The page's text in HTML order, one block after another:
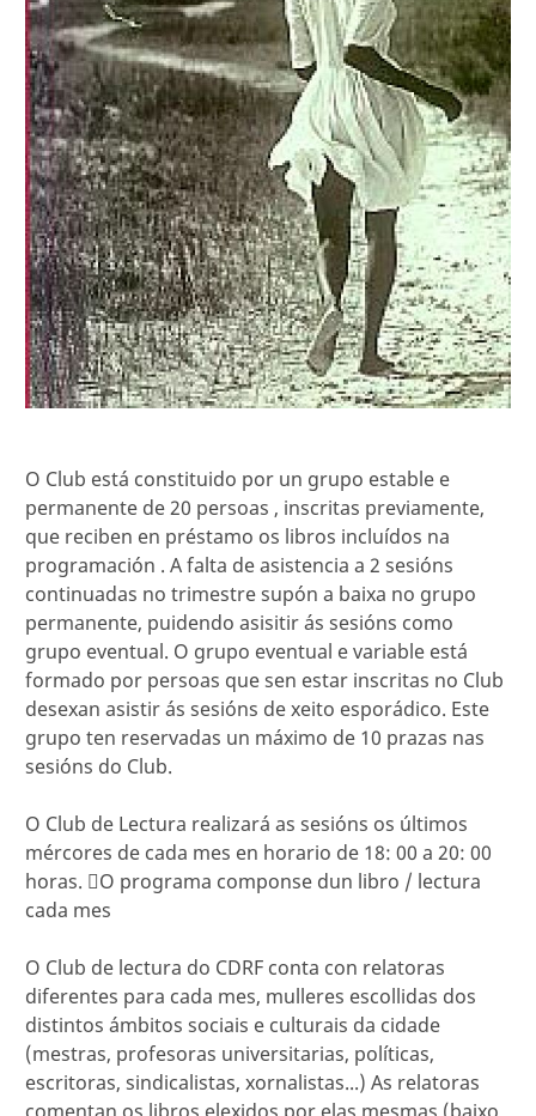
O Club está constituido por un grupo estable e
permanente de 20 persoas , inscritas previamente,
que reciben en préstamo os libros incluídos na
programación . A falta de asistencia a 2 sesións
continuadas no trimestre supón a baixa no grupo
permanente, puidendo asisitir ás sesións como
grupo eventual. O grupo eventual e variable está
formado por persoas que sen estar inscritas no Club
desexan asistir ás sesións de xeito esporádico. Este
grupo ten reservadas un máximo de 10 prazas nas
sesións do Club.
O Club de Lectura realizará as sesións os últimos
mércores de cada mes en horario de 18: 00 a 20: 00
horas. O programa componse dun libro / lectura
cada mes
O Club de lectura do CDRF conta con relatoras
diferentes para cada mes, mulleres escollidas dos
distintos ámbitos sociais e culturais da cidade
(mestras, profesoras universitarias, políticas,
escritoras, sindicalistas, xornalistas...) As relatoras